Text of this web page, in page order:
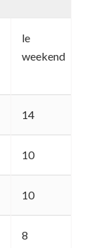
le
weekend
14
10
10
8